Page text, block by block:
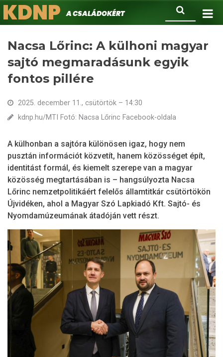
Ugrás
a
Keresés
KDNPA családokért.
Nacsa Lőrinc: A külhoni magyar
sajtó megmaradásunk egyik
fontos pillére
2025. december 11., csütörtök – 14:30
kdnp.hu/MTI Fotó: Nacsa Lőrinc Facebook-oldala
A külhonban a sajtóra különösen igaz, hogy nem
pusztán információt közvetít, hanem közösséget épít,
identitást formál, és kiemelt szerepe van a magyar
közösség megtartásában is – hangsúlyozta Nacsa
Lőrinc nemzetpolitikáért felelős államtitkár csütörtökön
Újvidéken, ahol a Magyar Szó Lapkiadó Kft. Sajtó- és
Nyomdamúzeumának átadóján vett részt.